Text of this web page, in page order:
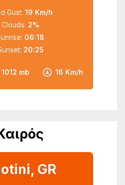
1012 mb 16 Km/h
Gust: 19 Km/h
Clouds: 2%
06:18
20:25
GR